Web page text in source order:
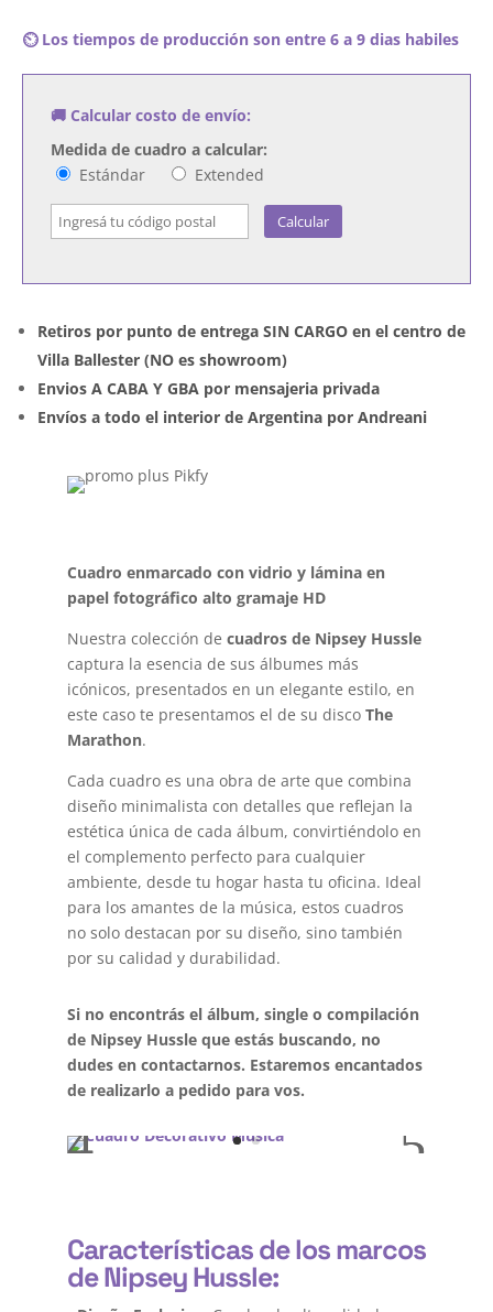
The
Marathon
⏲️ Los tiempos de producción son entre 6 a 9 dias habiles
🚚 Calcular costo de envío:
Medida de cuadro a calcular:
Estándar
Extended
Calcular
Retiros por punto de entrega SIN CARGO en el centro de
Villa Ballester (NO es showroom)
Envios A CABA Y GBA por mensajeria privada
Envíos a todo el interior de Argentina por Andreani
Cuadro enmarcado con vidrio y lámina en
papel fotográfico alto gramaje HD
Nuestra colección de cuadros de Nipsey Hussle
captura la esencia de sus álbumes más
icónicos, presentados en un elegante estilo, en
este caso te presentamos el de su disco The
Marathon.
Cada cuadro es una obra de arte que combina
diseño minimalista con detalles que reflejan la
estética única de cada álbum, convirtiéndolo en
el complemento perfecto para cualquier
ambiente, desde tu hogar hasta tu oficina. Ideal
para los amantes de la música, estos cuadros
no solo destacan por su diseño, sino también
por su calidad y durabilidad.
Si no encontrás el álbum, single o compilación
de Nipsey Hussle que estás buscando, no
dudes en contactarnos. Estaremos encantados
de realizarlo a pedido para vos.
Características de los marcos
de Nipsey Hussle: